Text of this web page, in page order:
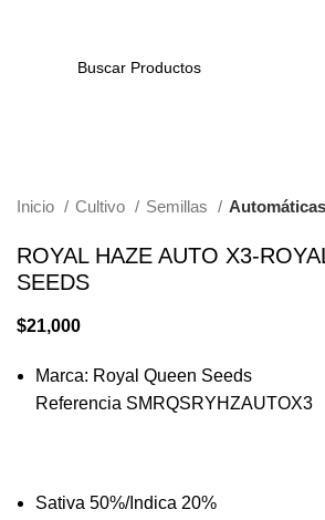
Inicio Cultivo Semillas Automáticas
ROYAL HAZE AUTO X3-
SEEDS
$21,000
Marca: Royal Queen Seeds
Referencia SMRQSRYHZAUTOX3
Sativa 50%/Indica 20%